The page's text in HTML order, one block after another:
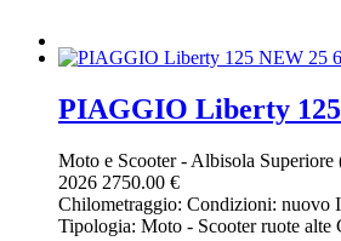
PIAGGIO Liberty
Moto e Scooter- Albisola Superiore
2026 2750.00 €
Chilometraggio: Condizioni: nuovo
Tipologia: Moto - Scooter ruote alte